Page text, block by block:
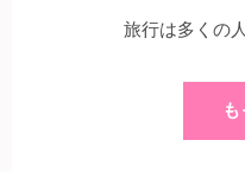
旅行は多くの